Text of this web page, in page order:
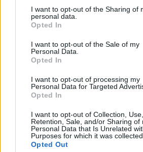
I want to opt-out of the Sharing of
personal data.
Opted In
I want to opt-out of the Sale of my
Personal Data.
Opted In
I want to opt-out of processing my
Personal Data for Targeted
Opted In
I want to opt-out of Collection, Use,
Retention, Sale, and/or Sharing of
Personal Data that Is Unrelated
Purposes for which it was collected.
Opted Out
1.7.2013
Milé čtenářky a milí čtenáři,
jak jistě tušíte, Ekolist.cz prochází
finanční situace vede redakci k dost
nabídky čtenářům oželet, aby server co
zároveň ale aby zůstal relevantním
životním prostředí. Prvních šest měsíců
Květen 2013: Co si na Ekolistu
sami nenapíšete)
Milé čtenářky a milí čtenáři,
Únor 2013 na Ekolistu: Dočasný
poděkování dárcům